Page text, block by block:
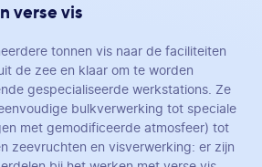
verse vis
tonnen vis naar de faciliteiten
de zee en klaar om te worden
gespecialiseerde werkstations. Ze
bulkverwerking tot speciale
met gemodificeerde atmosfeer) tot
zeevruchten en visverwerking: er zijn